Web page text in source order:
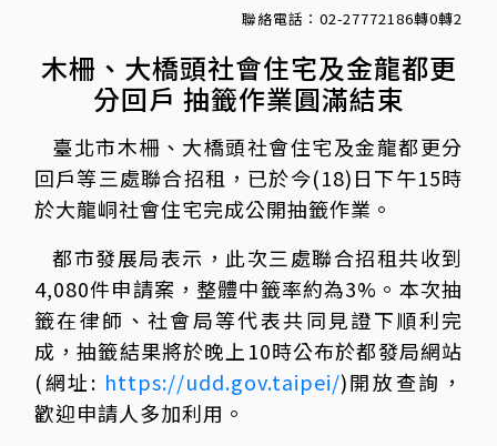
聯絡電話：02-27772186轉0轉2
木柵、大橋頭社會住宅及金龍都更
分回戶 抽籤作業圓滿結束
臺北市木柵、大橋頭社會住宅及金龍都更分
回戶等三處聯合招租，已於今(18)日下午15時
於大龍峒社會住宅完成公開抽籤作業。
都市發展局表示，此次三處聯合招租共收到
4,080件申請案，整體中籤率約為3%。本次抽
籤在律師、社會局等代表共同見證下順利完
成，抽籤結果將於晚上10時公布於都發局網站
(網址: https://udd.gov.taipei/)開放查詢，
歡迎申請人多加利用。